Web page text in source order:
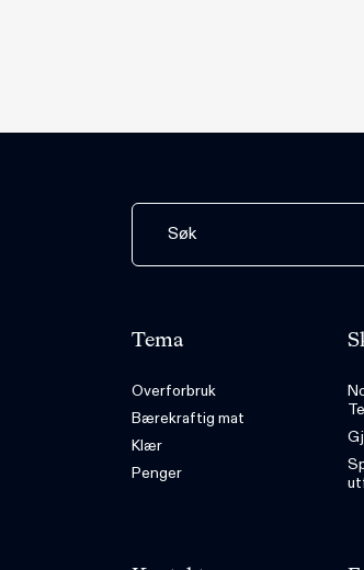
Tema
Overforbruk
Bærekraftig mat
Klær
Penger